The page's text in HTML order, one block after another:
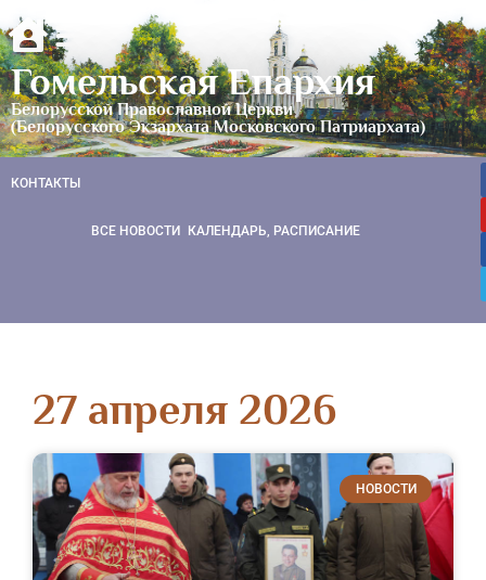
Гомельская Епархия
Белорусской Православной Церкви
(Белорусского Экзархата Московского Патриархата)
КОНТАКТЫ
ВСЕ НОВОСТИ КАЛЕНДАРЬ, РАСПИСАНИЕ
27 апреля 2026
НОВОСТИ